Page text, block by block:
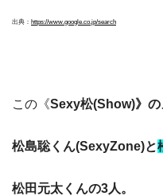
出典： https://www.google.co.jp/search
この《Sexy松(Show)》の
松島聡くん(SexyZone)と
松田元太くんの3人。